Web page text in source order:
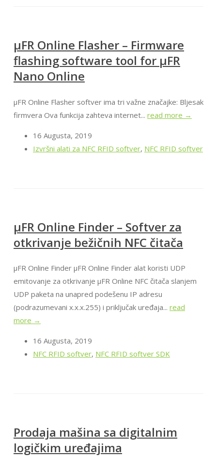
μFR Online Flasher – Firmware
flashing software tool for μFR
Nano Online
μFR Online Flasher softver ima tri važne značajke: Bljesak
firmvera Ova funkcija zahteva internet... read more →
16 Augusta, 2019
Izvršni alati za NFC RFID softver, NFC RFID softver
μFR Online Finder – Softver za
otkrivanje bežičnih NFC čitača
μFR Online Finder μFR Online Finder alat koristi UDP
emitovanje za otkrivanje μFR Online NFC čitača slanjem
UDP paketa na unapred podešenu IP adresu
(podrazumevani x.x.x.255) i priključak uređaja... read
more →
16 Augusta, 2019
NFC RFID softver, NFC RFID softver SDK
Prodaja mašina sa digitalnim
logičkim uređajima